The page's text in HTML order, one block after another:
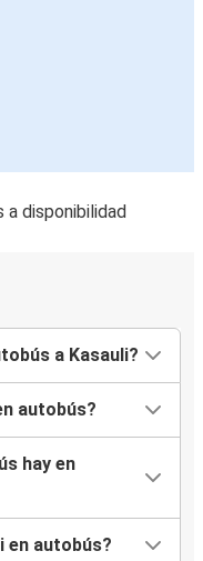
a disponibilidad
a Kasauli?
autobús?
hay en
en autobús?